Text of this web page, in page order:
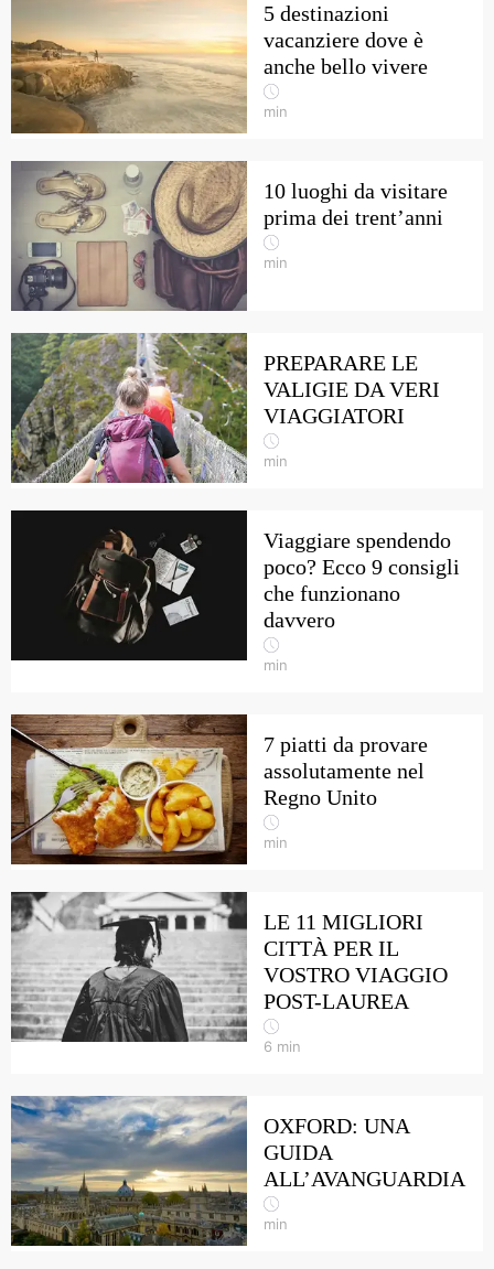
5 destinazioni
vacanziere dove è
anche bello vivere
min
10 luoghi da visitare
prima dei trent’anni
min
PREPARARE LE
VALIGIE DA VERI
VIAGGIATORI
min
Viaggiare spendendo
poco? Ecco 9 consigli
che funzionano
davvero
min
7 piatti da provare
assolutamente nel
Regno Unito
min
LE 11 MIGLIORI
CITTÀ PER IL
VOSTRO VIAGGIO
POST-LAUREA
6 min
OXFORD: UNA
GUIDA
ALL’AVANGUARDIA
min